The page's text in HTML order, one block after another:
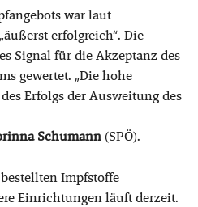
war laut
„äußerst erfolgreich“. Die
Signal für die Akzeptanz des
gewertet. „Die hohe
Erfolgs der Ausweitung des
Schumann (SPÖ).
Impfstoffe
Einrichtungen läuft derzeit.